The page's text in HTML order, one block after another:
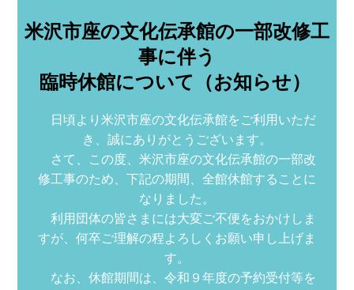
米沢市座の文化伝承館の一部改修工
事に伴う
臨時休館について（お知らせ）
日頃より米沢市座の文化伝承館をご利用いただ
き、誠にありがとうございます。
さて、この度、米沢市座の文化伝承館の一部改
修工事のため、下記の期間、全館休館することに
なりました。
利用団体の皆さまには大変ご不便をおかけしま
すが、何卒ご理解の程よろしくお願い申し上げま
す。
なお、休館期間は、令和９年度の予約受付等を